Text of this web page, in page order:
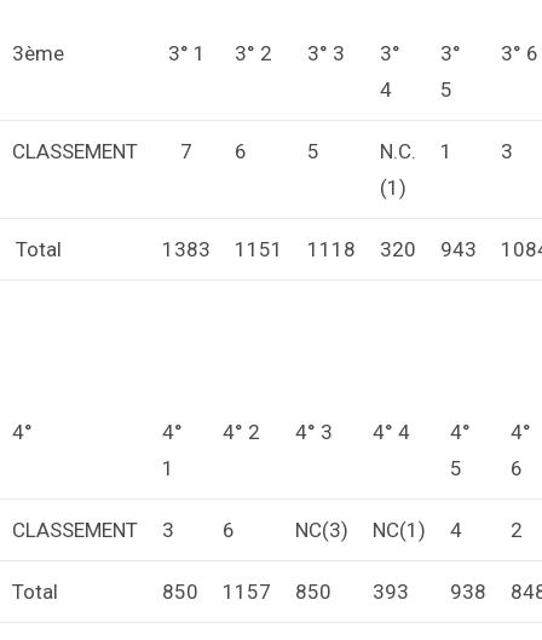
3ème 3° 1 3° 2 3° 3
3°
4
3°
5
3° 6
CLASSEMENT 7 6 5
N.C.
(1)
1 3
Total 1383 1151 1118 320 943
4°
4°
1
4° 2 4° 3 4° 4
4°
5
4°
6
CLASSEMENT 3 6 NC(3) NC(1) 4 2
Total 850 1157 850 393 938